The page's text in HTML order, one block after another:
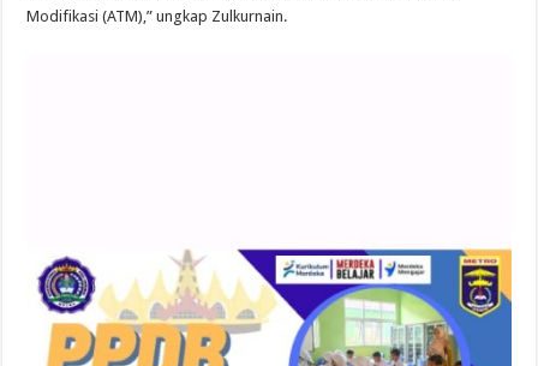
Modifikasi (ATM),” ungkap Zulkurnain.